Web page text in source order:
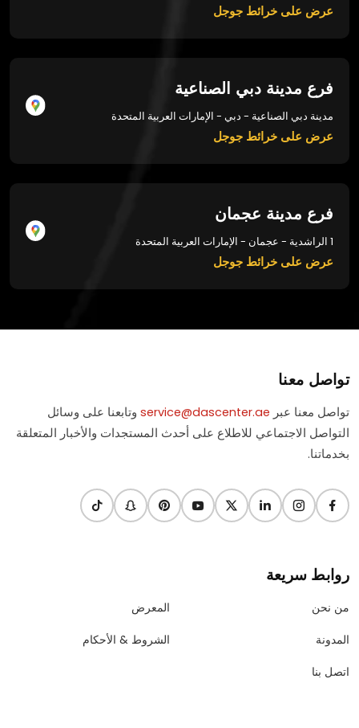
عرض على خرائط جوجل
فرع مدينة دبي الصناعية
مدينة دبي الصناعية - دبي - الإمارات العربية المتحدة
عرض على خرائط جوجل
فرع مدينة عجمان
1 الراشدية - عجمان - الإمارات العربية المتحدة
عرض على خرائط جوجل
تواصل معنا
تواصل معنا عبر service@dascenter.ae وتابعنا على وسائل
التواصل الاجتماعي للاطلاع على أحدث المستجدات والأخبار المتعلقة
بخدماتنا.
روابط سريعة
من نحن
المدونة
اتصل بنا
المعرض
الشروط & الأحكام